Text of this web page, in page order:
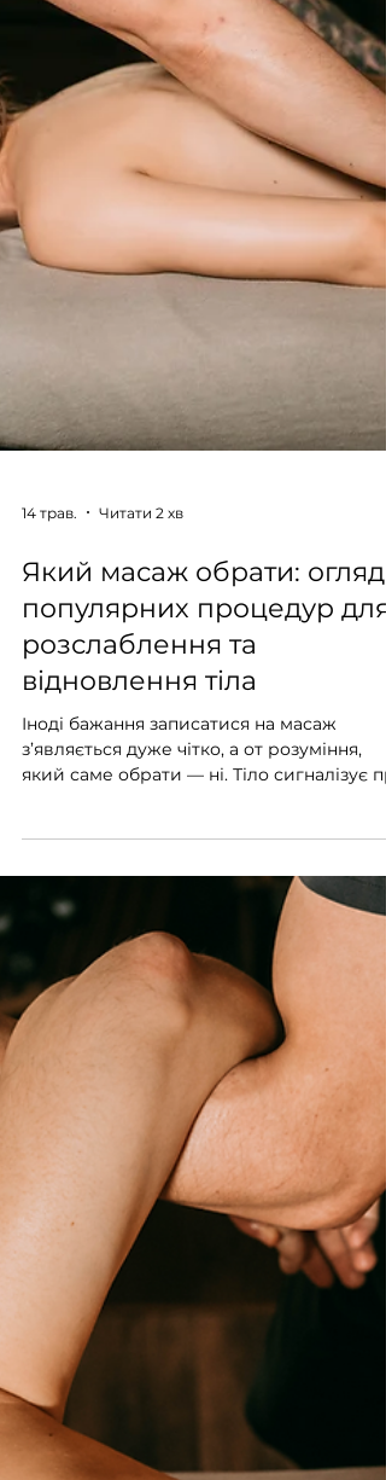
популярних процедур для
розслаблення та
відновлення тіла
Іноді бажання записатися на масаж
з’являється дуже чітко, а от розуміння,
який саме обрати — ні. Тіло сигналізує
втому, напругу чи дискомфорт, але
складно одразу визначити, що саме йому
потрібно. У таких випадках пропонуємо
звернути увагу на базові процедури, з
яких найчастіше починають знайомство з
масажем. Вони допомагають м’яко
відновити тіло, зняти напругу і зрозуміти,
який формат підходить саме вам.
Загальний масаж тіла Коли варто
звернути увагу на масаж Наше тіло до